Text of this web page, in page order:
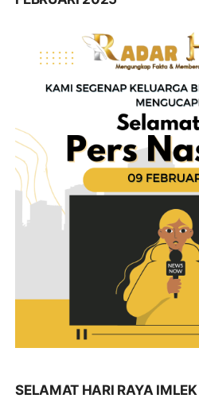
SELAMAT HARI RAYA